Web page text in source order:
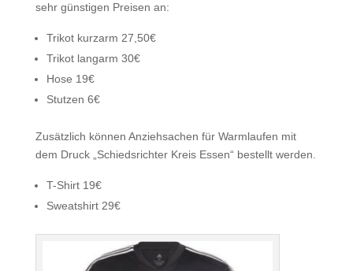
sehr günstigen Preisen an:
Trikot kurzarm 27,50€
Trikot langarm 30€
Hose 19€
Stutzen 6€
Zusätzlich können Anziehsachen für Warmlaufen mit
dem Druck „Schiedsrichter Kreis Essen“ bestellt werden.
T-Shirt 19€
Sweatshirt 29€